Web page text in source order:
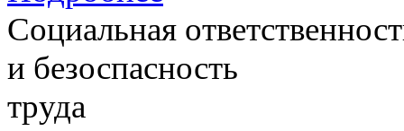
Социальная
и безоспасность
труда